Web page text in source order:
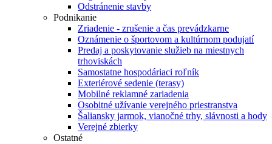
Odstránenie stavby
Podnikanie
Zriadenie - zrušenie a čas prevádzkarne
Oznámenie o športovom a kultúrnom podujatí
Predaj a poskytovanie služieb na miestnych
trhoviskách
Samostatne hospodáriaci roľník
Exteriérové sedenie (terasy)
Mobilné reklamné zariadenia
Osobitné užívanie verejného priestranstva
Šaliansky jarmok, vianočné trhy, slávnosti a hody
Verejné zbierky
Ostatné